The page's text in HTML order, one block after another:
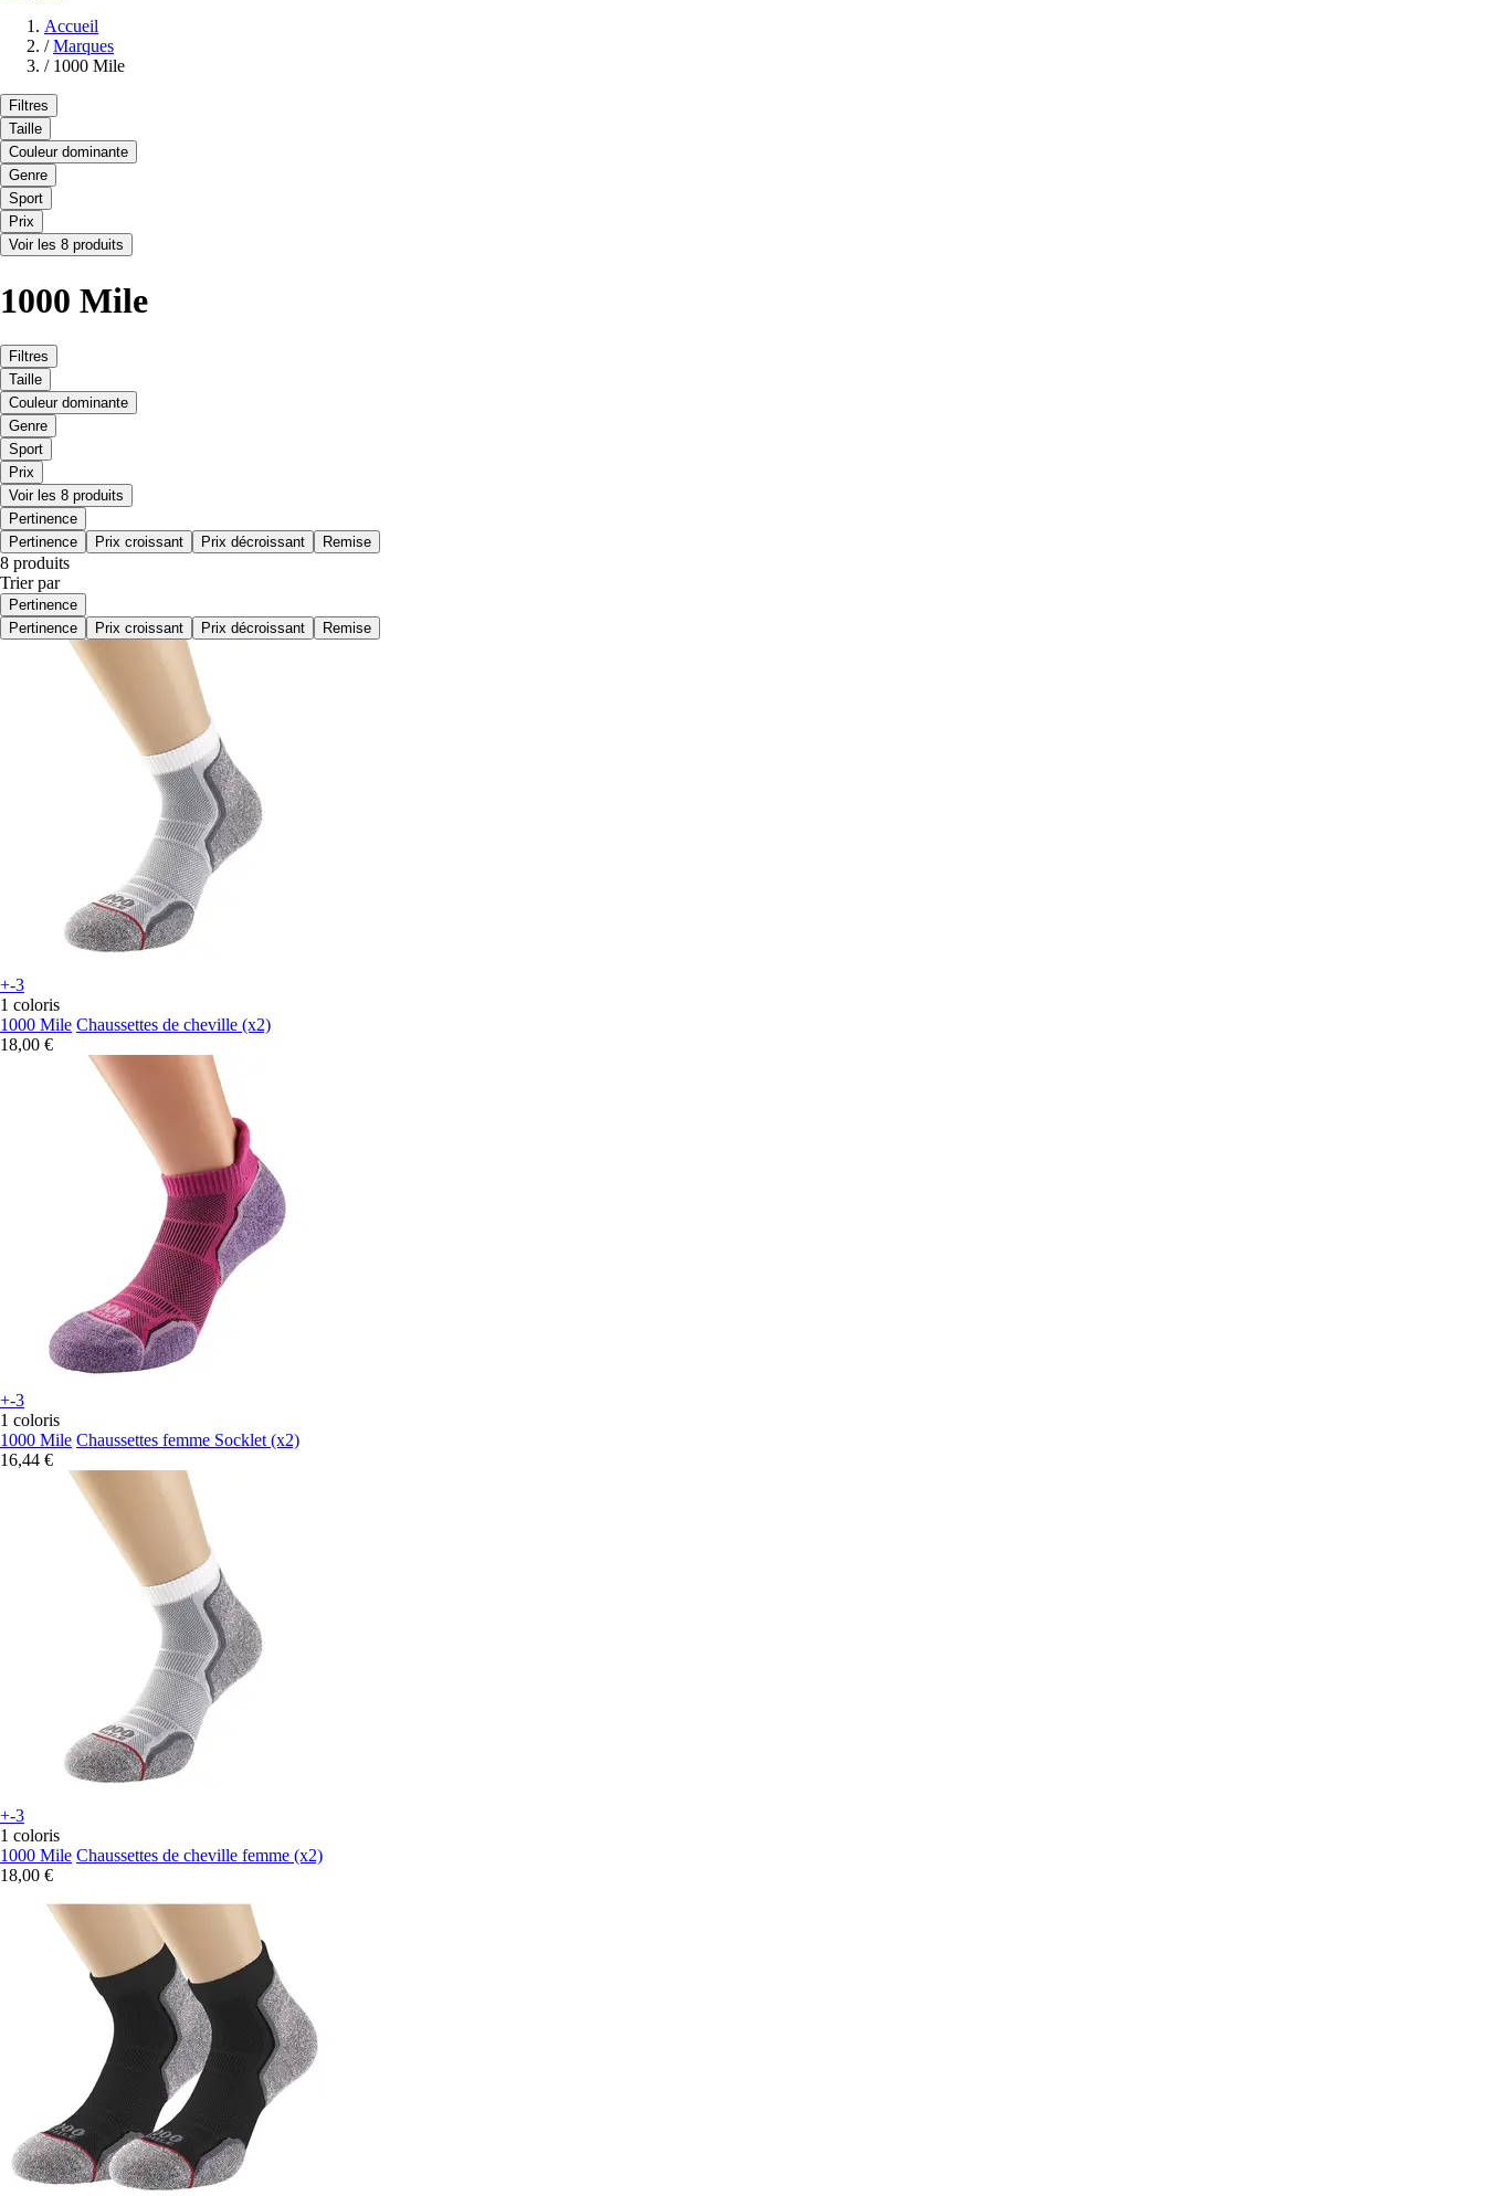
Accueil
/ Marques
/ 1000 Mile
Filtres
Taille
Couleur dominante
Genre
Sport
Prix
Voir les 8 produits
1000 Mile
Filtres
Taille
Couleur dominante
Genre
Sport
Prix
Voir les 8 produits
Pertinence
Pertinence
Prix croissant Prix décroissant Remise
8 produits
Trier par
Pertinence
Pertinence
Prix croissant Prix décroissant Remise
+-3
1 coloris
1000 Mile Chaussettes de cheville (x2)
18,00 €
+-3
1 coloris
1000 Mile Chaussettes femme Socklet (x2)
16,44 €
+-3
1 coloris
1000 Mile Chaussettes de cheville femme (x2)
18,00 €